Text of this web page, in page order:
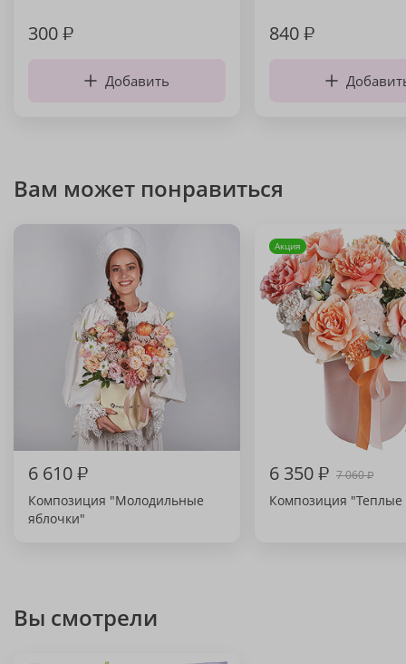
300₽
Добавить
840₽
Вам может понравиться
6 610₽
Композиция "Молодильные
яблочки"
Акция
6 350₽ 7 060₽
Композиция "Теплые
Вы смотрели